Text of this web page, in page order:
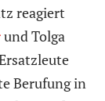
reagiert
und Tolga
Berufung in